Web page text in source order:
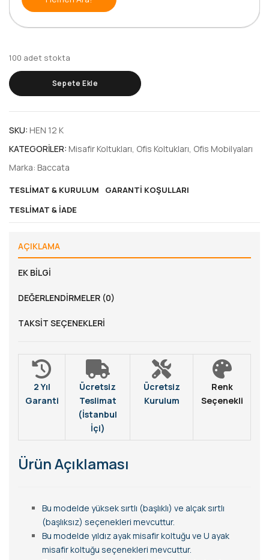
100 adet stokta
Sepete Ekle
SKU: HEN 12 K
KATEGORILER: Misafir Koltukları, Ofis Koltukları, Ofis Mobilyaları
Marka: Baccata
TESLIMAT & KURULUM
GARANTI KOŞULLARI
TESLIMAT & İADE
AÇIKLAMA
EK BILGI
DEĞERLENDIRMELER (0)
TAKSIT SEÇENEKLERI
2 Yıl
Garanti
Ücretsiz
Teslimat
(İstanbul
İçi)
Ücretsiz
Kurulum
Renk
Seçenekli
Ürün Açıklaması
Bu modelde yüksek sırtlı (başlıklı) ve alçak sırtlı
(başlıksız) seçenekleri mevcuttur.
Bu modelde yıldız ayak misafir koltuğu ve U ayak
misafir koltuğu seçenekleri mevcuttur.